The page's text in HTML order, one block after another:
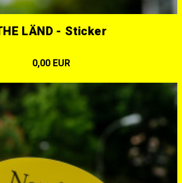
LÄND - Sticker
0,00 EUR